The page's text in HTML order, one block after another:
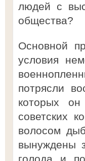
людей с
общества?
Основной
условия
потрясли
которых
советских
волосом
вынуждены